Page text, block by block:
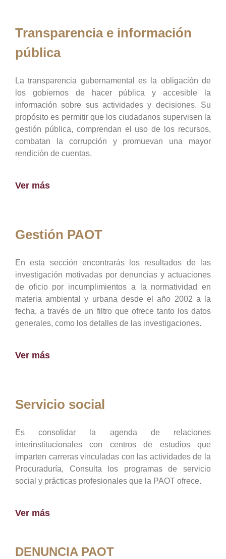
Transparencia e información
pública
La transparencia gubernamental es la obligación de
los gobiernos de hacer pública y accesible la
información sobre sus actividades y decisiones. Su
propósito es permitir que los ciudadanos supervisen la
gestión pública, comprendan el uso de los recursos,
combatan la corrupción y promuevan una mayor
rendición de cuentas.
Ver más
Gestión PAOT
En esta sección encontrarás los resultados de las
investigación motivadas por denuncias y actuaciones
de oficio por incumplimientos a la normatividad en
materia ambiental y urbana desde el año 2002 a la
fecha, a través de un filtro que ofrece tanto los datos
generales, como los detalles de las investigaciones.
Ver más
Servicio social
Es consolidar la agenda de relaciones
interinstitucionales con centros de estudios que
imparten carreras vinculadas con las actividades de la
Procuraduría, Consulta los programas de servicio
social y prácticas profesionales que la PAOT ofrece.
Ver más
DENUNCIA PAOT